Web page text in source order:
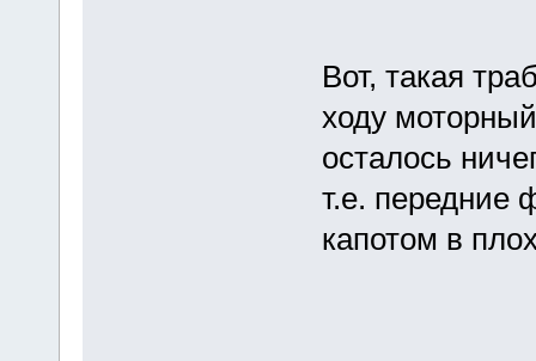
Вот, такая
ходу моторный
осталось
т.е. передние
капотом в